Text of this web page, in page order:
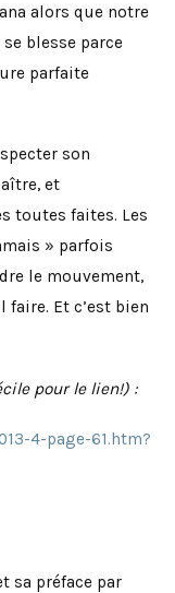
alors que notre
se blesse parce
parfaite
son
et
toutes faites. Les
» parfois
le mouvement,
faire. Et c’est bien
pour le lien!) :
4-page-61.htm?
sa préface par